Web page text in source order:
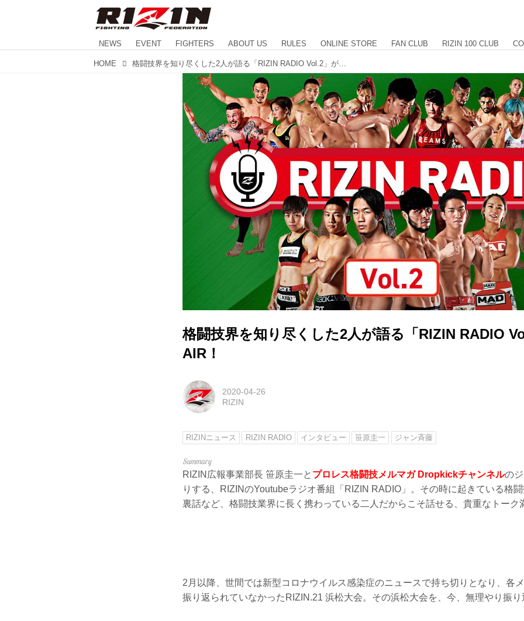
NEWS EVENT FIGHTERS ABOUT US RULES ONLINE STORE FAN CLUB RIZIN 100 CLUB
HOME
格闘技界を知り尽くした2人が語る「RIZIN RADIO
AIR！
2020-04-26
RIZIN
RIZINニュース RIZIN RADIO インタビュー 笹原圭一 ジャン斉藤
RIZIN広報事業部長 笹原圭一と プロレス格闘技メルマガ Dropkickチャンネルの
りする、RIZINのYoutubeラジオ番組「RIZIN RADIO」。その時に起きている格
裏話など、格闘技業界に長く携わっている二人だからこそ話せる、貴重なトーク
2月以降、世間では新型コロナウイルス感染症のニュースで持ち切りとなり、各
振り返られていなかったRIZIN.21 浜松大会。その浜松大会を、今、無理やり振